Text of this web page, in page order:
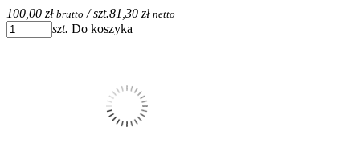
100,00 zł brutto / szt.81,30 zł netto
szt. Do koszyka